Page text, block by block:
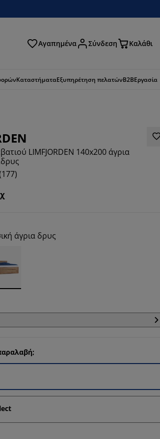
Αγαπημένα Σύνδεση Καλάθι
ΚαταστήματαΕξυπηρέτηση πελατώνB2BΕργασία
LIMFJORDEN 140x200 άγρια
177)
άγρια δρυς